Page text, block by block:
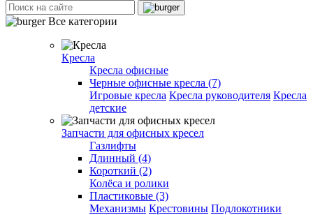
Все категории
Кресла
Кресла офисные
Черные офисные кресла (7)
Игровые кресла Кресла руководителя Кресла
детские
Запчасти для офисных кресел
Газлифты
Длинный (4)
Короткий (2)
Колёса и ролики
Пластиковые (3)
Механизмы Крестовины Подлокотники